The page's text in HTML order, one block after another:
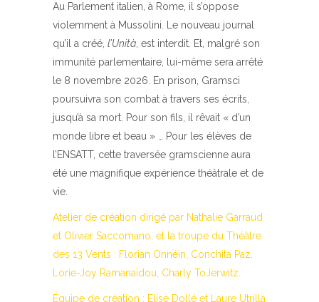
Au Parlement italien, à Rome, il s’oppose
violemment à Mussolini. Le nouveau journal
qu’il a créé, l’Unità , est interdit. Et, malgré son
immunité parlementaire, lui-même sera arrêté
le 8 novembre 2026. En prison, Gramsci
poursuivra son combat à travers ses écrits,
jusqu’à sa mort. Pour son fils, il rêvait « d’un
monde libre et beau » … Pour les élèves de
l’ENSATT, cette traversée gramscienne aura
été une magnifique expérience théâtrale et de
vie.
Atelier de création dirigé par Nathalie Garraud
et Olivier Saccomano, et la troupe du Théâtre
des 13 Vents : Florian Onnéin, Conchita Paz,
Lorie-Joy Ramanaïdou, Charly ToJerwitz.
Équipe de création : Elise Dollé et Laure Utrilla